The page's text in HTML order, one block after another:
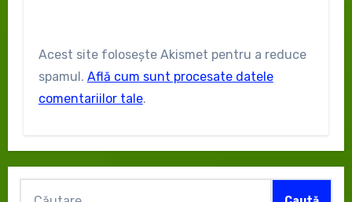
Acest site folosește Akismet pentru a reduce
spamul. Află cum sunt procesate datele
comentariilor tale.